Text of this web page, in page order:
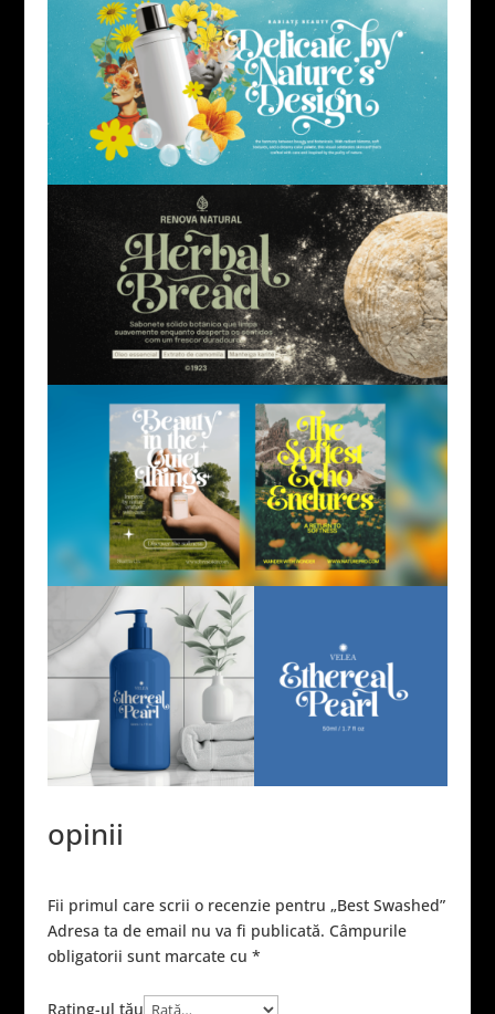
opinii
Fii primul care scrii o recenzie pentru „Best Swashed”
Adresa ta de email nu va fi publicată. Câmpurile
obligatorii sunt marcate cu *
Rating-ul tău